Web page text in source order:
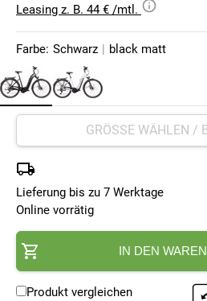
Leasing z. B. 44 € /mtl.
Farbe: Schwarz | black matt
Lieferung bis zu 7 Werktage
Online vorrätig
IN DEN
Produkt vergleichen